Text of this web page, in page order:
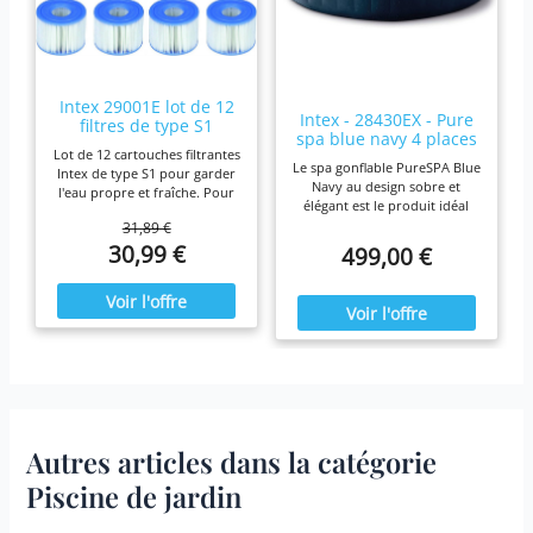
Intex 29001E lot de 12
filtres de type S1
Lot de 12 cartouches filtrantes
Intex de type S1 pour garder
l'eau propre et fraîche. Pour
nettoyez les cartouches
chaque semaine et remplacez-
les une fois par mois ou plus
tôt Il est fabriqué avec du
papier Dacron résistant facile
à nettoyer, pour une filtration
10,2 cm.
31,89 €
30,99 €
Intex - 28430EX - Pure
spa blue navy 4 places
Le spa gonflable PureSPA Blue
Navy au design sobre et
élégant est le produit idéal
vous à la maison en été
confortablement installé dans
votre spa Blue Navy.
499,00 €
Autres articles dans la catégorie
Piscine de jardin